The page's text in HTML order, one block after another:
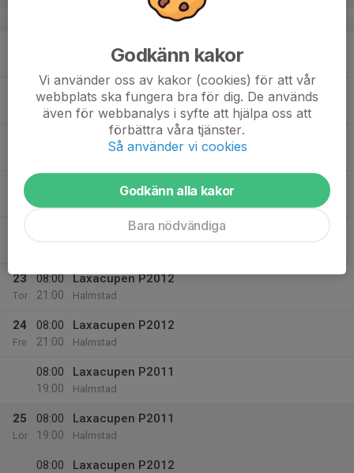
v.30
Träning
Asarums A-plan
Förfrågan Laxacupen P2012
Gemensam middag
Bindande anmälan Laxacupen 2011
23
Tor
08:00
21:00
Laxacupen P2012
Halmstad
24
Fre
08:00
21:00
Laxacupen P2012
Halmstad
08:00
19:00
Laxacupen P2011
Halmstad
25
Lör
08:00
19:00
Laxacupen P2011
Halmstad
08:00
Laxacupen P2012
Godkänn kakor
Vi använder oss av kakor (cookies) för att vår
webbplats ska fungera bra för dig. De används
även för webbanalys i syfte att hjälpa oss att
förbättra våra tjänster.
Så använder vi cookies
Godkänn alla kakor
Bara nödvändiga